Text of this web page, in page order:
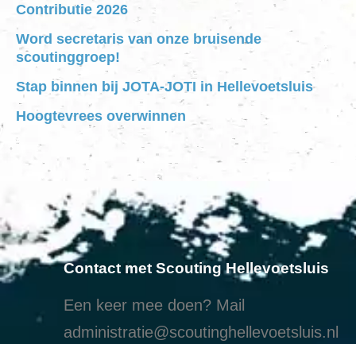
Contributie 2026
Word secretaris van onze bruisende
scoutinggroep!
Stap binnen bij JOTA-JOTI in Hellevoetsluis
Hoogtevrees overwinnen
Contact met Scouting Hellevoetsluis
Een keer mee doen? Mail
administratie@scoutinghellevoetsluis.nl